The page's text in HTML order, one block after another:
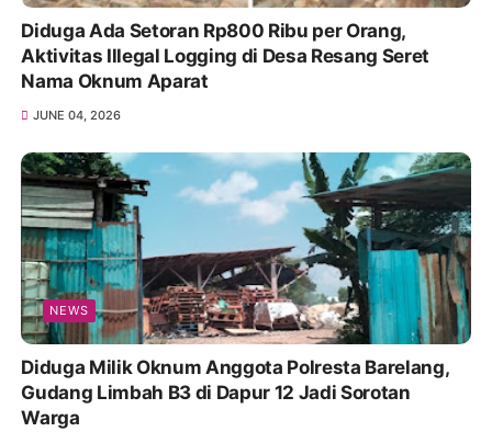
Diduga Ada Setoran Rp800 Ribu per Orang,
Aktivitas Illegal Logging di Desa Resang Seret
Nama Oknum Aparat
JUNE 04, 2026
NEWS
Diduga Milik Oknum Anggota Polresta Barelang,
Gudang Limbah B3 di Dapur 12 Jadi Sorotan
Warga